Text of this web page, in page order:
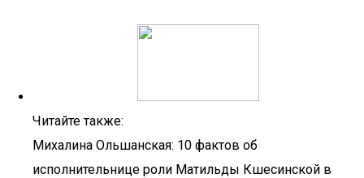
Читайте также:
Михалина Ольшанская: 10 фактов об
исполнительнице роли Матильды Кшесинской в